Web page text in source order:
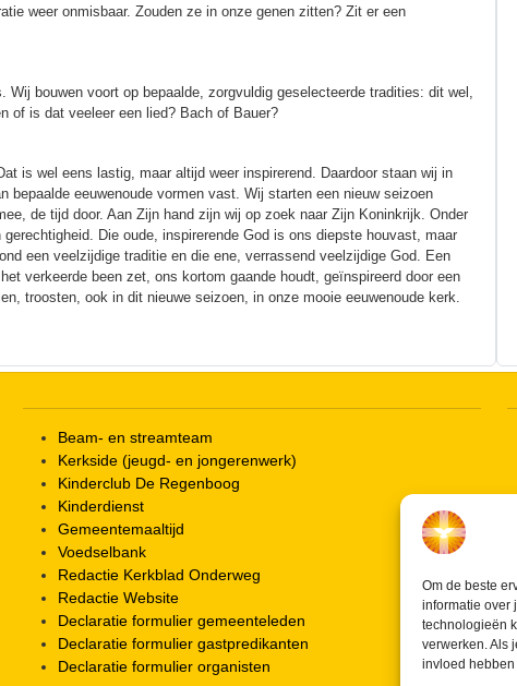
Om de beste
informatie over
technologieën
verwerken. Als
invloed
weer onmisbaar. Zouden ze in onze genen zitten? Zit er een
bouwen voort op bepaalde, zorgvuldig geselecteerde tradities: dit wel,
of is dat veeleer een lied? Bach of Bauer?
is wel eens lastig, maar altijd weer inspirerend. Daardoor staan wij in
bepaalde eeuwenoude vormen vast. Wij starten een nieuw seizoen
de tijd door. Aan Zijn hand zijn wij op zoek naar Zijn Koninkrijk. Onder
Die oude, inspirerende God is ons diepste houvast, maar
een veelzijdige traditie en die ene, verrassend veelzijdige God. Een
verkeerde been zet, ons kortom gaande houdt, geïnspireerd door een
troosten, ook in dit nieuwe seizoen, in onze mooie eeuwenoude kerk.
Beam- en streamteam
Kerkside (jeugd- en jongerenwerk)
Kinderclub De Regenboog
Kinderdienst
Gemeentemaaltijd
Voedselbank
Redactie Kerkblad Onderweg
Redactie Website
Declaratie formulier gemeenteleden
Declaratie formulier gastpredikanten
Declaratie formulier organisten